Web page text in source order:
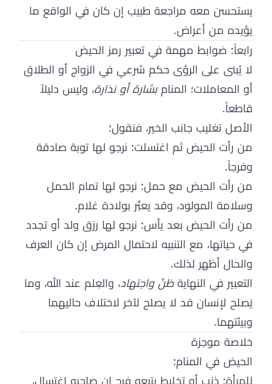
يستحسن معه مراجعة طبيب إن كان في الواقع ما
يؤيده من أعراض.
رابعاً: ضوابط مهمة في تعبير رمز الحيض
لا يُبنى على الرؤى حكم شرعي في الزواج أو الطلاق
أو المعاملات؛ المنامبشارة أو نذارة، وليس دليلاً
قاطعاً.
الأصل تغليب جانب الخير، فنقول:
من رأت الحيض ثم اغتسلت: نرجو لها توبة صادقة
وفرجاً.
من رأت الحيض مع حمل: نرجو لها تمام الحمل
وسلامة المولود، وقد يعبَّر بولادة غلام.
من رأت الحيض بعد يأس: نرجو لها رزق ولد أو تجدد
في حياتها، مع التنبيه لاحتمال المرض إن كان العرف
والحال أظهر لذلك.
التعبير في النهايةظنّ واجتهاد، والعِلم عند الله، وما
يَصلح لإنسان قد لا يصلح لآخر لاختلاف حاليهما
وبيئتهما.
خلاصة موجزة
الحيض في المنام: